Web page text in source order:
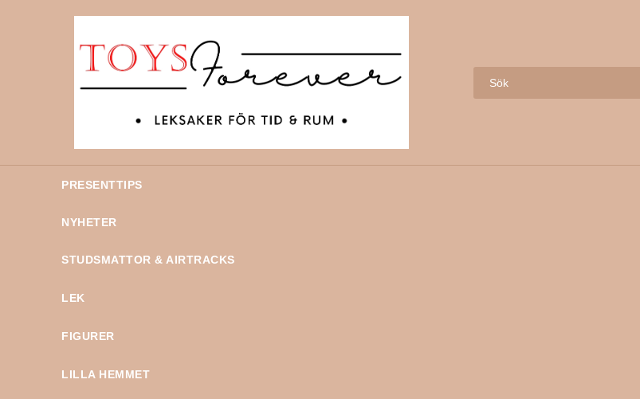
PRESENTTIPS
NYHETER
STUDSMATTOR & AIRTRACKS
LEK
FIGURER
LILLA HEMMET